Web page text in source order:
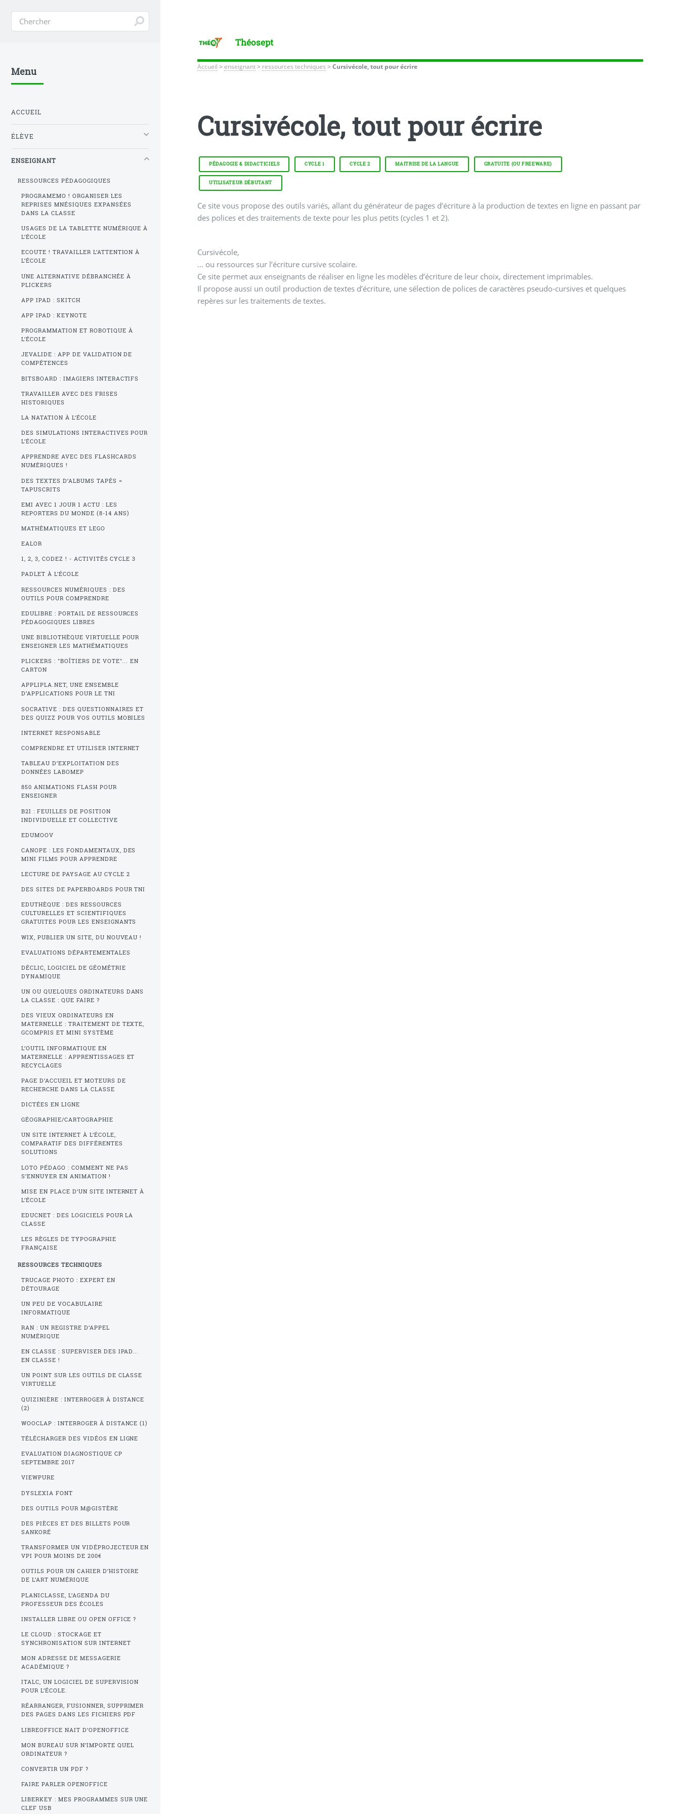
Théosept
Accueil >enseignant> ressources techniques >Cursivécole, tout pour écrire
Cursivécole, tout pour écrire
PÉDAGOGIE & DIDACTICIELS CYCLE 1 CYCLE 2 MAITRISE DE LA LANGUE GRATUITE (OU FREEWARE)
UTILISATEUR DÉBUTANT
Ce site vous propose des outils variés, allant du générateur de pages d’écriture à la production de textes en ligne en passant par
des polices et des traitements de texte pour les plus petits (cycles 1 et 2).
Cursivécole,
... ou ressources sur l’écriture cursive scolaire.
Ce site permet aux enseignants de réaliser en ligne les modèles d’écriture de leur choix, directement imprimables.
Il propose aussi un outil production de textes d’écriture, une sélection de polices de caractères pseudo-cursives et quelques
repères sur les traitements de textes.
Menu
ACCUEIL
ÉLÈVE
ENSEIGNANT
RESSOURCES PÉDAGOGIQUES
PROGRAMEMO ! ORGANISER LES
REPRISES MNÉSIQUES EXPANSÉES
DANS LA CLASSE
USAGES DE LA TABLETTE NUMÉRIQUE À
L’ÉCOLE
ECOUTE ! TRAVAILLER L’ATTENTION À
L’ÉCOLE
UNE ALTERNATIVE DÉBRANCHÉE À
PLICKERS
APP IPAD : SKITCH
APP IPAD : KEYNOTE
PROGRAMMATION ET ROBOTIQUE À
L’ÉCOLE
JEVALIDE : APP DE VALIDATION DE
COMPÉTENCES
BITSBOARD : IMAGIERS INTERACTIFS
TRAVAILLER AVEC DES FRISES
HISTORIQUES
LA NATATION À L’ÉCOLE
DES SIMULATIONS INTERACTIVES POUR
L’ÉCOLE
APPRENDRE AVEC DES FLASHCARDS
NUMÉRIQUES !
DES TEXTES D’ALBUMS TAPÉS =
TAPUSCRITS
EMI AVEC 1 JOUR 1 ACTU : LES
REPORTERS DU MONDE (8-14 ANS)
MATHÉMATIQUES ET LEGO
EALOR
1, 2, 3, CODEZ ! - ACTIVITÉS CYCLE 3
PADLET À L’ÉCOLE
RESSOURCES NUMÉRIQUES : DES
OUTILS POUR COMPRENDRE
EDULIBRE : PORTAIL DE RESSOURCES
PÉDAGOGIQUES LIBRES
UNE BIBLIOTHÈQUE VIRTUELLE POUR
ENSEIGNER LES MATHÉMATIQUES
PLICKERS : "BOÎTIERS DE VOTE"... EN
CARTON
APPLIPLA.NET, UNE ENSEMBLE
D’APPLICATIONS POUR LE TNI
SOCRATIVE : DES QUESTIONNAIRES ET
DES QUIZZ POUR VOS OUTILS MOBILES
INTERNET RESPONSABLE
COMPRENDRE ET UTILISER INTERNET
TABLEAU D’EXPLOITATION DES
DONNÉES LABOMEP
850 ANIMATIONS FLASH POUR
ENSEIGNER
B2I : FEUILLES DE POSITION
INDIVIDUELLE ET COLLECTIVE
EDUMOOV
CANOPE : LES FONDAMENTAUX, DES
MINI FILMS POUR APPRENDRE
LECTURE DE PAYSAGE AU CYCLE 2
DES SITES DE PAPERBOARDS POUR TNI
EDUTHÈQUE : DES RESSOURCES
CULTURELLES ET SCIENTIFIQUES
GRATUITES POUR LES ENSEIGNANTS
WIX, PUBLIER UN SITE, DU NOUVEAU !
EVALUATIONS DÉPARTEMENTALES
DÉCLIC, LOGICIEL DE GÉOMÉTRIE
DYNAMIQUE
UN OU QUELQUES ORDINATEURS DANS
LA CLASSE : QUE FAIRE ?
DES VIEUX ORDINATEURS EN
MATERNELLE : TRAITEMENT DE TEXTE,
GCOMPRIS ET MINI SYSTÈME
L’OUTIL INFORMATIQUE EN
MATERNELLE : APPRENTISSAGES ET
RECYCLAGES
PAGE D’ACCUEIL ET MOTEURS DE
RECHERCHE DANS LA CLASSE
DICTÉES EN LIGNE
GÉOGRAPHIE/CARTOGRAPHIE
UN SITE INTERNET À L’ÉCOLE,
COMPARATIF DES DIFFÉRENTES
SOLUTIONS
LOTO PÉDAGO : COMMENT NE PAS
S’ENNUYER EN ANIMATION !
MISE EN PLACE D’UN SITE INTERNET À
L’ÉCOLE
EDUCNET : DES LOGICIELS POUR LA
CLASSE
LES RÈGLES DE TYPOGRAPHIE
FRANÇAISE
RESSOURCES TECHNIQUES
TRUCAGE PHOTO : EXPERT EN
DÉTOURAGE
UN PEU DE VOCABULAIRE
INFORMATIQUE
RAN : UN REGISTRE D’APPEL
NUMÉRIQUE
EN CLASSE : SUPERVISER DES IPAD...
EN CLASSE !
UN POINT SUR LES OUTILS DE CLASSE
VIRTUELLE
QUIZINIÈRE : INTERROGER À DISTANCE
(2)
WOOCLAP : INTERROGER À DISTANCE (1)
TÉLÉCHARGER DES VIDÉOS EN LIGNE
EVALUATION DIAGNOSTIQUE CP
SEPTEMBRE 2017
VIEWPURE
DYSLEXIA FONT
DES OUTILS POUR M@GISTÈRE
DES PIÈCES ET DES BILLETS POUR
SANKORÉ
TRANSFORMER UN VIDÉPROJECTEUR EN
VPI POUR MOINS DE 200€
OUTILS POUR UN CAHIER D’HISTOIRE
DE L’ART NUMÉRIQUE
PLANICLASSE, L’AGENDA DU
PROFESSEUR DES ÉCOLES
INSTALLER LIBRE OU OPEN OFFICE ?
LE CLOUD : STOCKAGE ET
SYNCHRONISATION SUR INTERNET
MON ADRESSE DE MESSAGERIE
ACADÉMIQUE ?
ITALC, UN LOGICIEL DE SUPERVISION
POUR L’ÉCOLE.
RÉARRANGER, FUSIONNER, SUPPRIMER
DES PAGES DANS LES FICHIERS PDF
LIBREOFFICE NAIT D’OPENOFFICE
MON BUREAU SUR N’IMPORTE QUEL
ORDINATEUR ?
CONVERTIR UN PDF ?
FAIRE PARLER OPENOFFICE
LIBERKEY : MES PROGRAMMES SUR UNE
CLEF USB